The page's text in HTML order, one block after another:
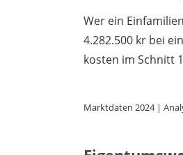
Wer ein
4.282.500 kr bei
kosten im Schnitt
Marktdaten 2024 |